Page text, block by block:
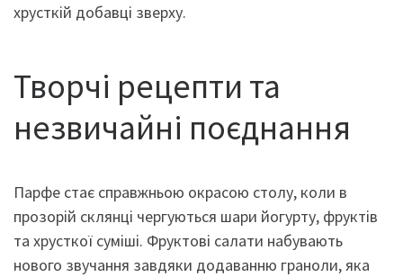
хрусткій добавці зверху.
Творчі рецепти та
незвичайні поєднання
Парфе стає справжньою окрасою столу, коли в
прозорій склянці чергуються шари йогурту, фруктів
та хрусткої суміші. Фруктові салати набувають
нового звучання завдяки додаванню граноли, яка